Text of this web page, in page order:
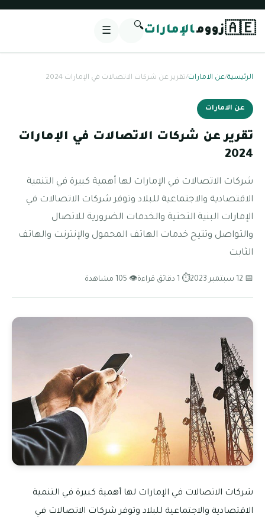
🇦🇪زوومالإمارات🔍
☰
الرئيسية/عن الامارات/تقرير عن شركات الاتصالات في الإمارات 2024
عن الامارات
تقرير عن شركات الاتصالات في الإمارات
2024
شركات الاتصالات في الإمارات لها أهمية كبيرة في التنمية
الاقتصادية والاجتماعية للبلاد وتوفر شركات الاتصالات في
الإمارات البنية التحتية والخدمات الضرورية للاتصال
والتواصل وتتيح خدمات الهاتف المحمول والإنترنت والهاتف
الثابت
📅 12 سبتمبر 2023 ⏱ 1 دقائق قراءة 👁 105 مشاهدة
شركات الاتصالات في الإمارات لها أهمية كبيرة في التنمية
الاقتصادية والاجتماعية للبلاد وتوفر شركات الاتصالات في